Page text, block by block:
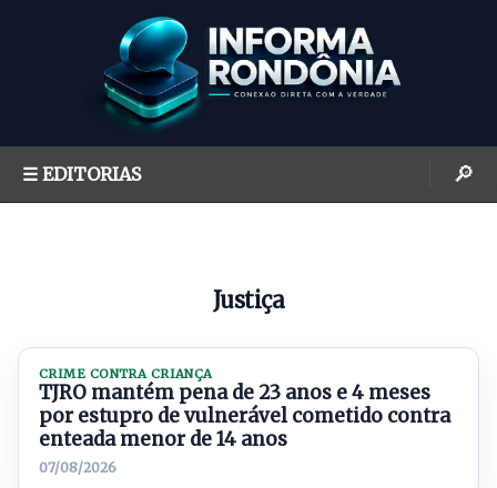
☰ EDITORIAS 🔎
Justiça
CRIME CONTRA CRIANÇA
TJRO mantém pena de 23 anos e 4 meses
por estupro de vulnerável cometido contra
enteada menor de 14 anos
07/08/2026